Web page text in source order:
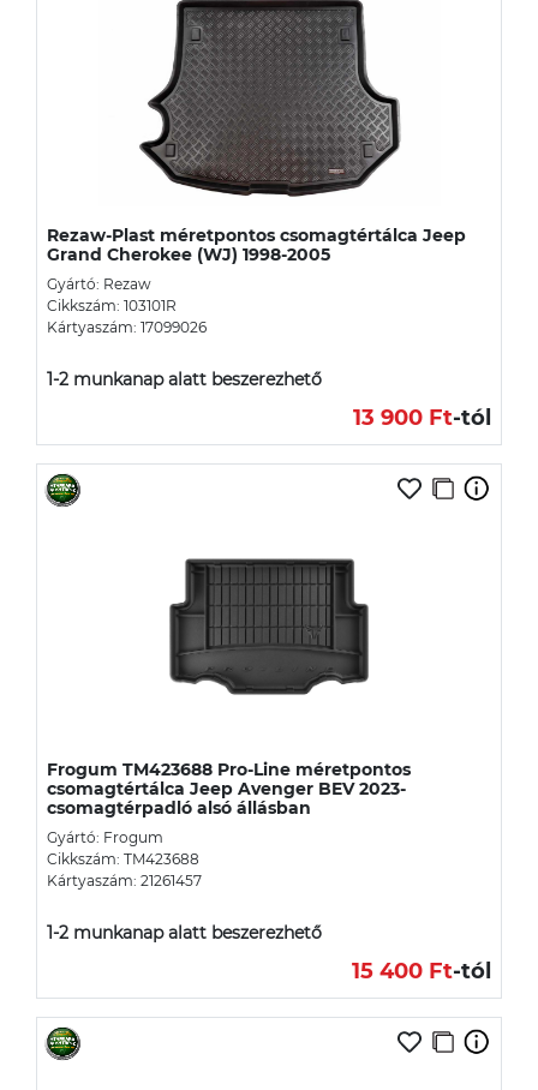
Rezaw-Plast méretpontos csomagtértálca Jeep
Grand Cherokee (WJ) 1998-2005
Gyártó: Rezaw
Cikkszám: 103101R
Kártyaszám: 17099026
1-2 munkanap alatt beszerezhető
13 900 Ft-tól
Frogum TM423688 Pro-Line méretpontos
csomagtértálca Jeep Avenger BEV 2023-
csomagtérpadló alsó állásban
Gyártó: Frogum
Cikkszám: TM423688
Kártyaszám: 21261457
1-2 munkanap alatt beszerezhető
15 400 Ft-tól